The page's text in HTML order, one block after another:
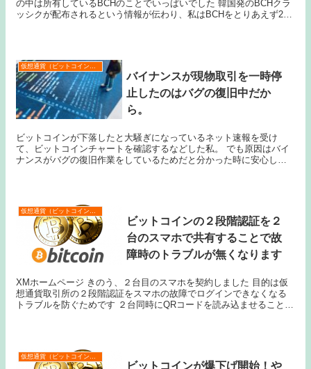
の中は所有しているBCHのことでいっぱいでした 韓国発のBCHクラ
ッシクが配布されるという情報が伝わり、私はBCHをとりあえず200
仮想通貨（ビットコインなど）
バイナンスが現物取引を一時停
止したのはバグの復旧中だか
ら。
ビットコインが下落したと大騒ぎになっているネット速報を受け
て、ビットコインチャートを確認するなどした私。 でも原因はバイ
ナンスがバグの復旧作業をしているためだと分かった時に安心しま
仮想通貨（ビットコインなど）
ビットコインの２段階認証を２
台のスマホで共有することで故
障時のトラブルが無くなります
XMホームページ きのう、２台目のスマホを契約しました 目的は仮
想通貨取引所の２段階認証をスマホの故障でログインできなくなる
トラブルを防ぐためです ２台同時にQRコードを読み込ませること
ビットコインが爆下げ開始！や